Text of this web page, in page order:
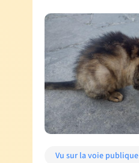
Vu sur la voie publique